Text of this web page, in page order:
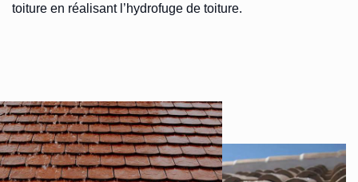
toiture en réalisant l’hydrofuge de toiture.